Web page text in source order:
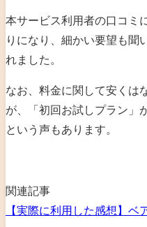
本サービス利用者の口コミ
りになり、細かい要望も聞
れました。
なお、料金に関して安くは
が、「初回お試しプラン」
という声もあります。
関連記事
【実際に利用した感想】ベ